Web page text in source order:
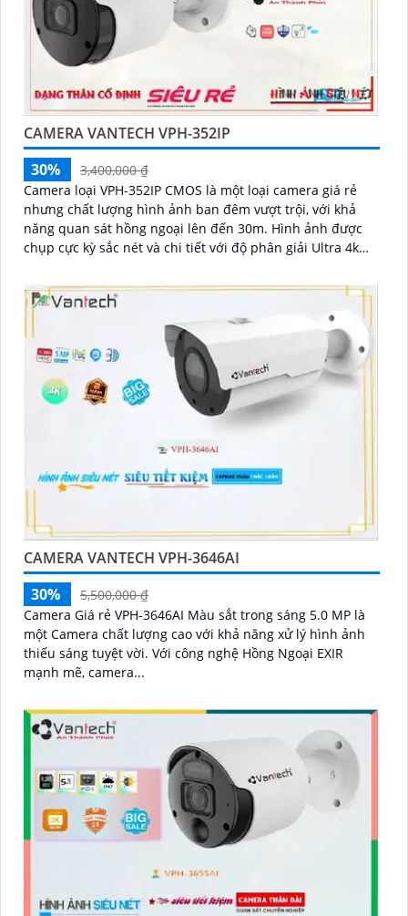
CAMERA VANTECH VPH-352IP
30%
3,400,000 ₫
Camera loại VPH-352IP CMOS là một loại camera giá rẻ
nhưng chất lượng hình ảnh ban đêm vượt trội, với khả
năng quan sát hồng ngoại lên đến 30m. Hình ảnh được
chụp cực kỳ sắc nét và chi tiết với độ phân giải Ultra 4k
CAMERA VANTECH VPH-3646AI
30%
5,500,000 ₫
Camera Giá rẻ VPH-3646AI Màu sắt trong sáng 5.0 MP là
một Camera chất lượng cao với khả năng xử lý hình ảnh
thiếu sáng tuyệt vời. Với công nghệ Hồng Ngoại EXIR
mạnh mẽ, camera...